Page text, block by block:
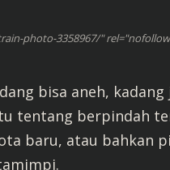
photo-3358967/"
bisa aneh,
tentang berpindah
baru, atau bahkan
.